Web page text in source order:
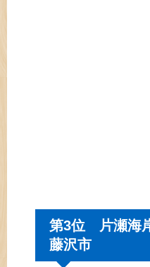
第3位 片瀬海
藤沢市